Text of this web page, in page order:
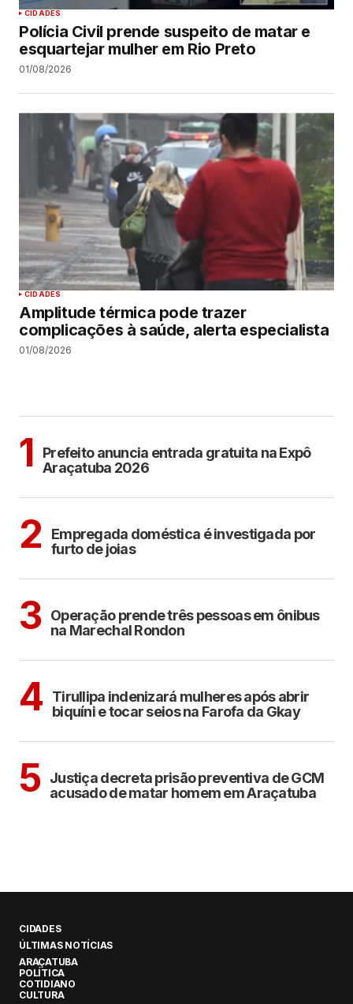
CIDADES
Polícia Civil prende suspeito de matar e
esquartejar mulher em Rio Preto
01/08/2026
CIDADES
Amplitude térmica pode trazer
complicações à saúde, alerta especialista
01/08/2026
1
Prefeito anuncia entrada gratuita na Expô
Araçatuba 2026
2
Empregada doméstica é investigada por
furto de joias
3 Operação prende três pessoas em ônibus
na Marechal Rondon
4
Tirullipa indenizará mulheres após abrir
biquíni e tocar seios na Farofa da Gkay
5 Justiça decreta prisão preventiva de GCM
acusado de matar homem em Araçatuba
CIDADES
ÚLTIMAS NOTÍCIAS
ARAÇATUBA
POLÍTICA
COTIDIANO
CULTURA